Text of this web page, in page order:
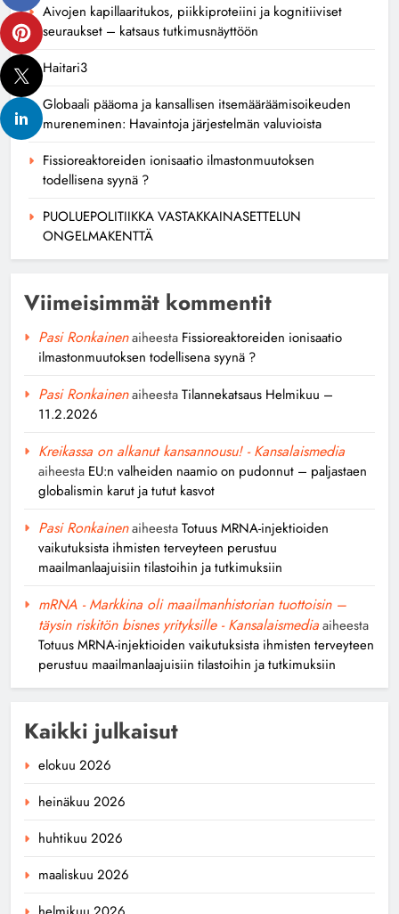
Aivojen kapillaaritukos, piikkiproteiini ja kognitiiviset
seuraukset – katsaus tutkimusnäyttöön
Haitari3
Globaali pääoma ja kansallisen itsemääräämisoikeuden
mureneminen: Havaintoja järjestelmän valuvioista
Fissioreaktoreiden ionisaatio ilmastonmuutoksen
todellisena syynä ?
PUOLUEPOLITIIKKA VASTAKKAINASETTELUN
ONGELMAKENTTÄ
Viimeisimmät kommentit
Pasi Ronkainenaiheesta Fissioreaktoreiden ionisaatio
ilmastonmuutoksen todellisena syynä ?
Pasi RonkainenaiheestaTilannekatsaus Helmikuu –
11.2.2026
Kreikassa on alkanut kansannousu! - Kansalaismedia
aiheesta EU:n valheiden naamio on pudonnut – paljastaen
globalismin karut ja tutut kasvot
Pasi RonkainenaiheestaTotuus MRNA-injektioiden
vaikutuksista ihmisten terveyteen perustuu
maailmanlaajuisiin tilastoihin ja tutkimuksiin
mRNA - Markkina oli maailmanhistorian tuottoisin –
täysin riskitön bisnes yrityksille - Kansalaismediaaiheesta
Totuus MRNA-injektioiden vaikutuksista ihmisten terveyteen
perustuu maailmanlaajuisiin tilastoihin ja tutkimuksiin
Kaikki julkaisut
elokuu 2026
heinäkuu 2026
huhtikuu 2026
maaliskuu 2026